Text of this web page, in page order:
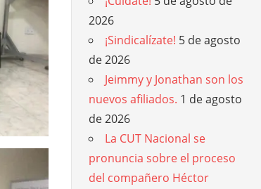
2026
¡Sindicalízate! 5 de agosto
de 2026
Jeimmy y Jonathan son los
nuevos afiliados. 1 de agosto
de 2026
La CUT Nacional se
pronuncia sobre el proceso
del compañero Héctor